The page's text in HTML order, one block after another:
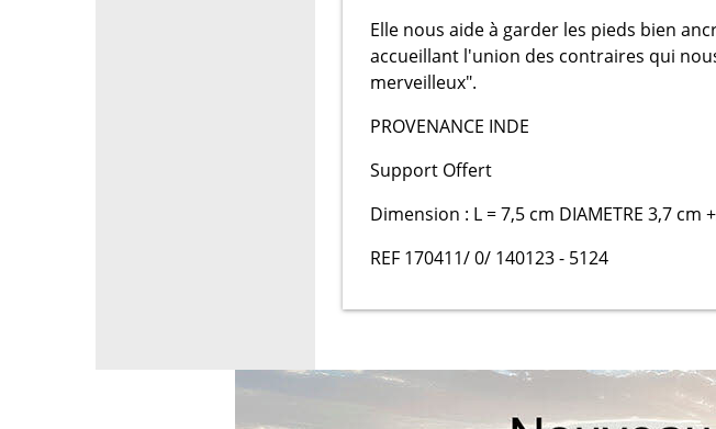
Elle nous aide à garder les pieds bien
accueillant l'union des contraires qui
merveilleux".
PROVENANCE INDE
Support Offert
Dimension : L = 7,5 cm DIAMETRE 3,7 cm
REF 170411/ 0/ 140123 - 5124